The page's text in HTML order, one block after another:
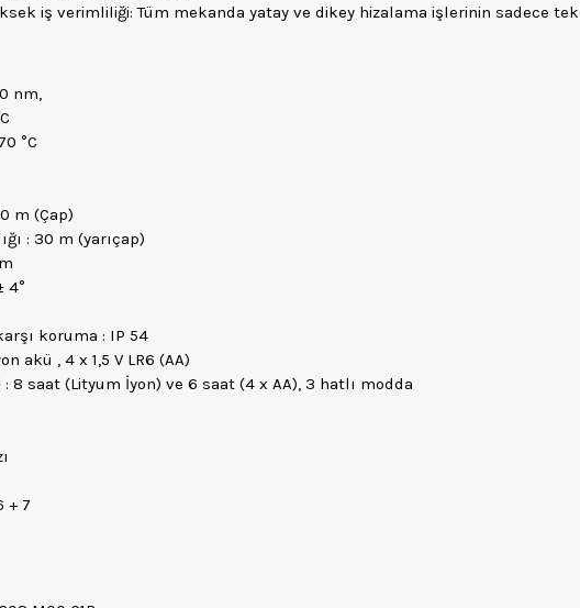
iş verimliliği: Tüm mekanda yatay ve dikey hizalama işlerinin sadece
nm,
°C
m (Çap)
: 30 m (yarıçap)
4°
koruma : IP 54
akü , 4 x 1,5 V LR6 (AA)
saat (Lityum İyon) ve 6 saat (4 x AA), 3 hatlı modda
+ 7